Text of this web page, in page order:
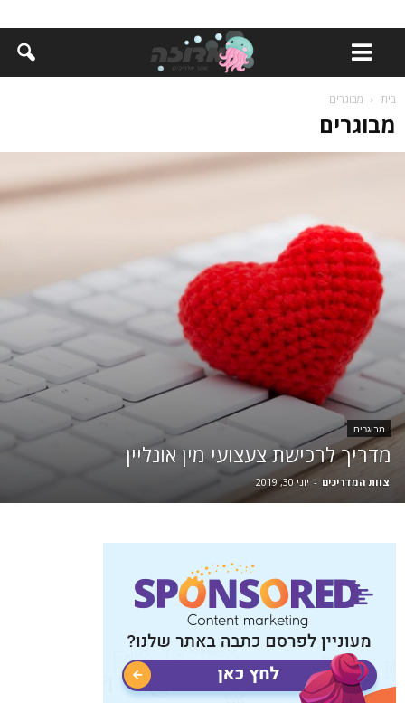
בית מבוגרים
מבוגרים
מבוגרים
מדריך לרכישת צעצועי מין אונליין
צוות המדריכים - יוני 30, 2019